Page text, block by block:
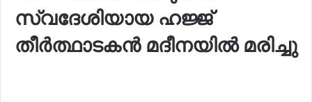
സ്വദേശിയായ ഹജ്ജ്
തീർത്ഥാടകൻ മദീനയിൽ മരിച്ചു